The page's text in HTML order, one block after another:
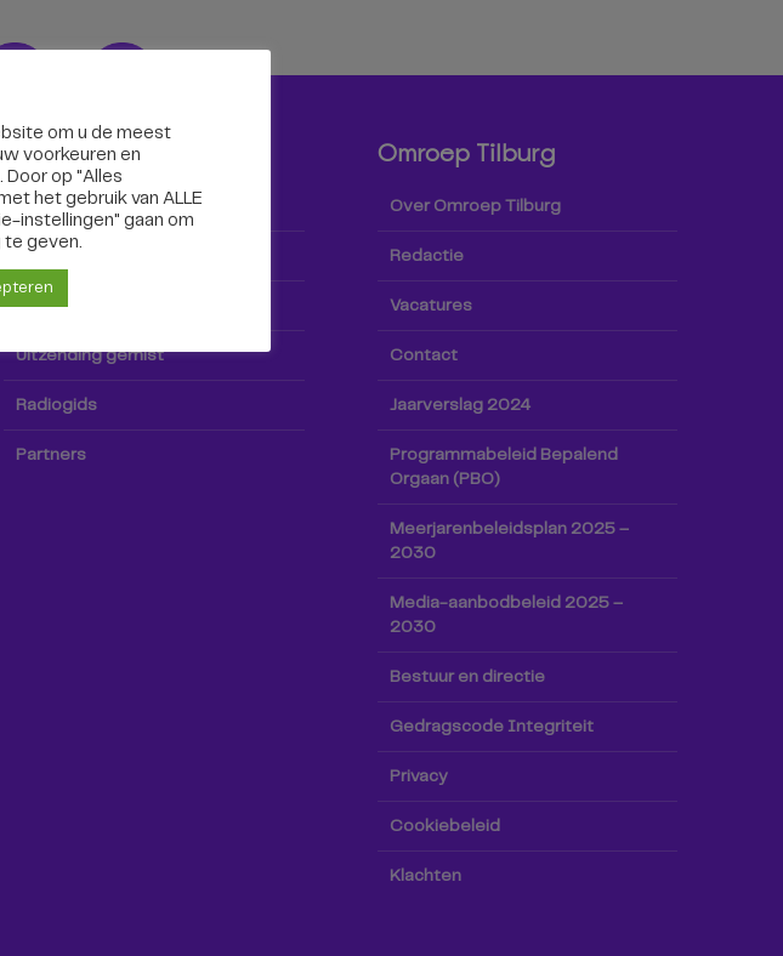
Radio & TV
Kijk tv
Radio
TV-gids
Uitzending gemist
Radiogids
Partners
Omroep Tilburg
Over Omroep Tilburg
Redactie
Vacatures
Contact
Jaarverslag 2024
Programmabeleid Bepalend
Orgaan (PBO)
Meerjarenbeleidsplan 2025 –
2030
Media-aanbodbeleid 2025 –
2030
Bestuur en directie
Gedragscode Integriteit
Privacy
Cookiebeleid
Klachten
om u de meest
voorkeuren en
Door op "Alles
het gebruik van ALLE
instellingen" gaan om
geven.